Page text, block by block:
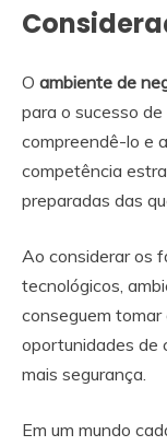
O ambiente de
para o sucesso de
compreendê-lo e
competência
preparadas das
Ao considerar os
tecnológicos,
conseguem
oportunidades de
mais segurança.
Em um mundo